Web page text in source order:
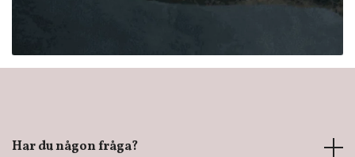
Har du någon fråga?